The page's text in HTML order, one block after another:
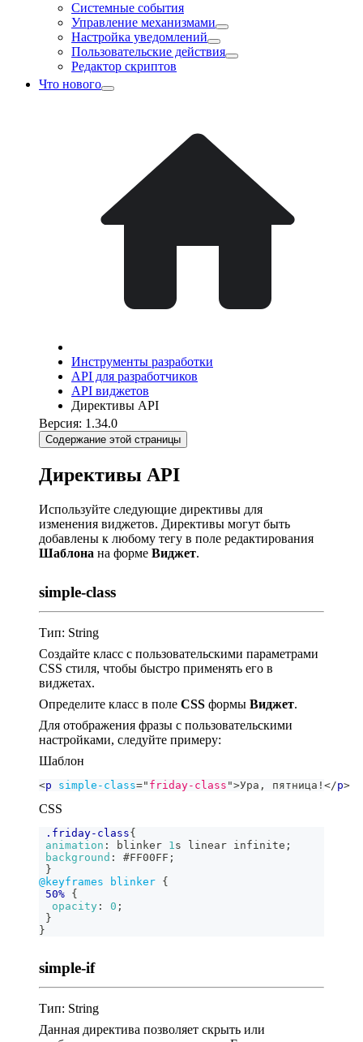
Системные события
Управление механизмами
Настройка уведомлений
Пользовательские действия
Редактор скриптов
Что нового
Инструменты разработки
API для разработчиков
API виджетов
Директивы API
Версия: 1.34.0
Содержание этой страницы
Директивы API
Используйте следующие директивы для
изменения виджетов. Директивы могут быть
добавлены к любому тегу в поле редактирования
Шаблона на форме Виджет.
simple-class
Тип: String
Создайте класс с пользовательскими параметрами
CSS стиля, чтобы быстро применять его в
виджетах.
Определите класс в поле CSS формы Виджет.
Для отображения фразы с пользовательскими
настройками, следуйте примеру:
Шаблон
<p simple-class=" friday-class ">Ура, пятница! </p>
CSS
.friday-class{
animation : blinker 1 s linear infinite ;
background : #FF00FF ;
}
@keyframes blinker {
50% {
opacity : 0 ;
}
}
simple-if
Тип: String
Данная директива позволяет скрыть или